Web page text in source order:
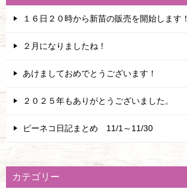
１６日２０時から新苗の販売を開始します！
２月になりましたね！
あけましておめでとうございます！
２０２５年もありがとうございました。
ピーネコ日記まとめ 11/1～11/30
カテゴリー